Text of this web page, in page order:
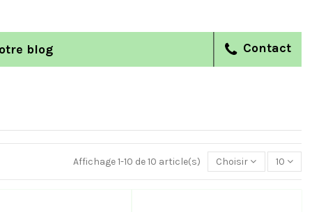
Contact
blog
Affichage 1-10 de 10 article(s) Choisir 10